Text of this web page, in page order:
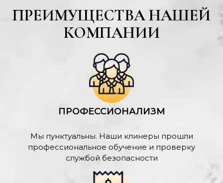
ПРЕИМУЩЕСТВА НАШЕЙ
КОМПАНИИ
ПРОФЕССИОНАЛИЗМ
Мы пунктуальны. Наши клинеры прошли
профессиональное обучение и проверку
службой безопасности